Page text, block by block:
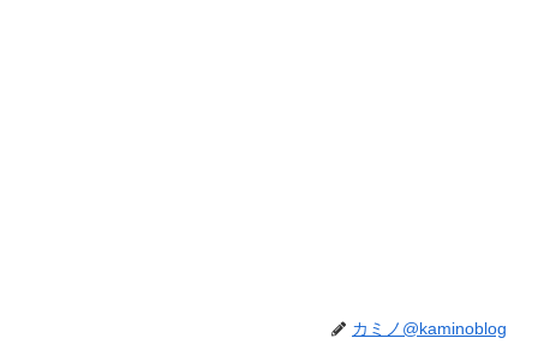
カミノ@kaminoblog